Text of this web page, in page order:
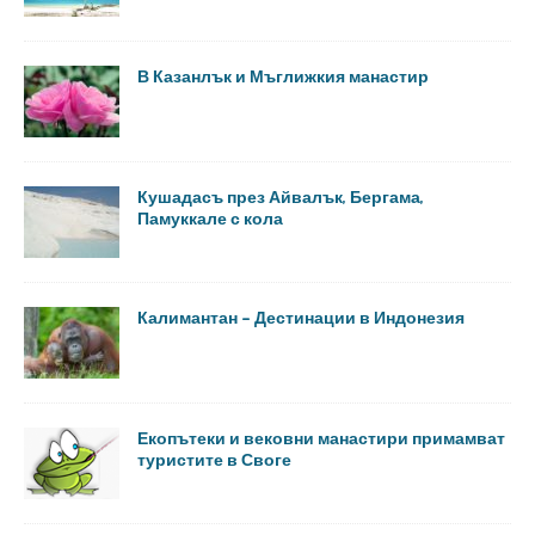
В Казанлък и Мъглижкия манастир
Кушадасъ през Айвалък, Бергама,
Памуккале с кола
Калимантан – Дестинации в Индонезия
Екопътеки и вековни манастири примамват
туристите в Своге